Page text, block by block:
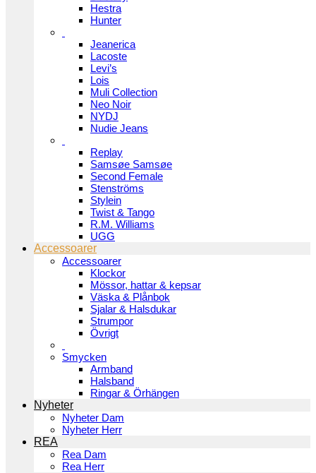
Hestra
Hunter
Jeanerica
Lacoste
Levi’s
Lois
Muli Collection
Neo Noir
NYDJ
Nudie Jeans
Replay
Samsøe Samsøe
Second Female
Stenströms
Stylein
Twist & Tango
R.M. Williams
UGG
Accessoarer
Accessoarer
Klockor
Mössor, hattar & kepsar
Väska & Plånbok
Sjalar & Halsdukar
Strumpor
Övrigt
Smycken
Armband
Halsband
Ringar & Örhängen
Nyheter
Nyheter Dam
Nyheter Herr
REA
Rea Dam
Rea Herr